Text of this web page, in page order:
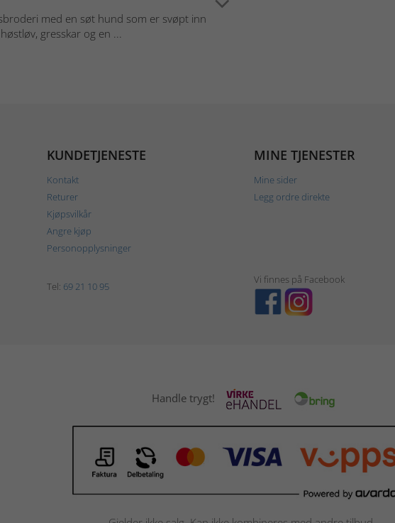
med en søt hund som er svøpt inn
gresskar og en ...
KUNDETJENESTE
Kontakt
Returer
Kjøpsvilkår
Angre kjøp
Personopplysninger
MINE TJENESTER
Mine sider
Legg ordre direkte
Tel: 69 21 10 95
Vi finnes på Facebook
Handle trygt!